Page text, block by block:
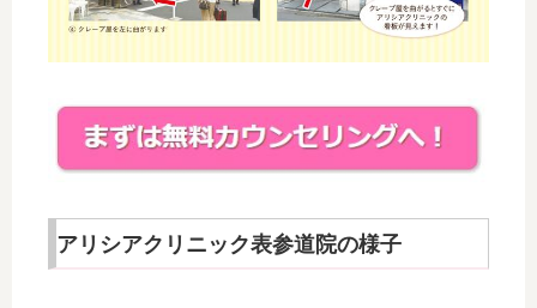
アリシアクリニック表参道院の様子